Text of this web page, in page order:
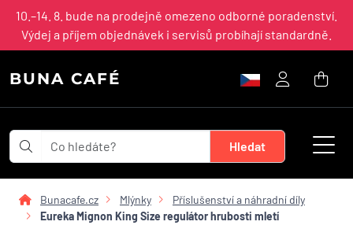
10.–14. 8. bude na prodejně omezeno odborné poradenství.
Výdej a příjem objednávek i servisů probíhají standardně.
BUNA CAFÉ
Bunacafe.cz Mlýnky
Příslušenství a náhradní díly
Eureka Mignon King Size regulátor hrubosti mletí